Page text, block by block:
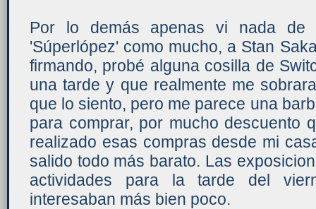
Por lo demás apenas vi nada de
'Súperlópez' como mucho, a Stan
firmando, probé alguna cosilla de
una tarde y que realmente me
que lo siento, pero me parece una
para comprar, por mucho descuento
realizado esas compras desde mi
salido todo más barato. Las
actividades para la tarde del
interesaban más bien poco.